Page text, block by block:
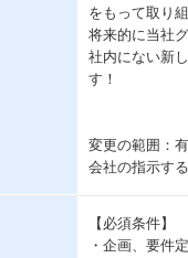
をもって取り
将来的に当社
社内にない新
す！
変更の範囲：有
会社の指示す
【必須条件】
・企画、要件